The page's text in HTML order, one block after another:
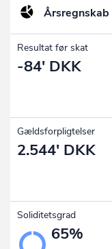
Årsregnskab
Resultat før skat
-84' DKK
Gældsforpligtelser
2.544' DKK
Soliditetsgrad
65%